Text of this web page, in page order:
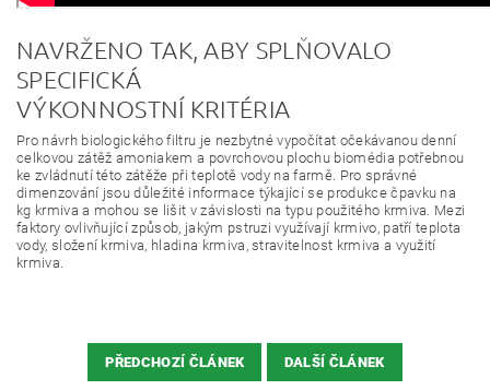
NAVRŽENO TAK, ABY SPLŇOVALO
SPECIFICKÁ
VÝKONNOSTNÍ KRITÉRIA
Pro návrh biologického filtru je nezbytné vypočítat očekávanou denní
celkovou zátěž amoniakem a povrchovou plochu biomédia potřebnou
ke zvládnutí této zátěže při teplotě vody na farmě. Pro správné
dimenzování jsou důležité informace týkající se produkce čpavku na
kg krmiva a mohou se lišit v závislosti na typu použitého krmiva. Mezi
faktory ovlivňující způsob, jakým pstruzi využívají krmivo, patří teplota
vody, složení krmiva, hladina krmiva, stravitelnost krmiva a využití
krmiva.
PŘEDCHOZÍ ČLÁNEK DALŠÍ ČLÁNEK